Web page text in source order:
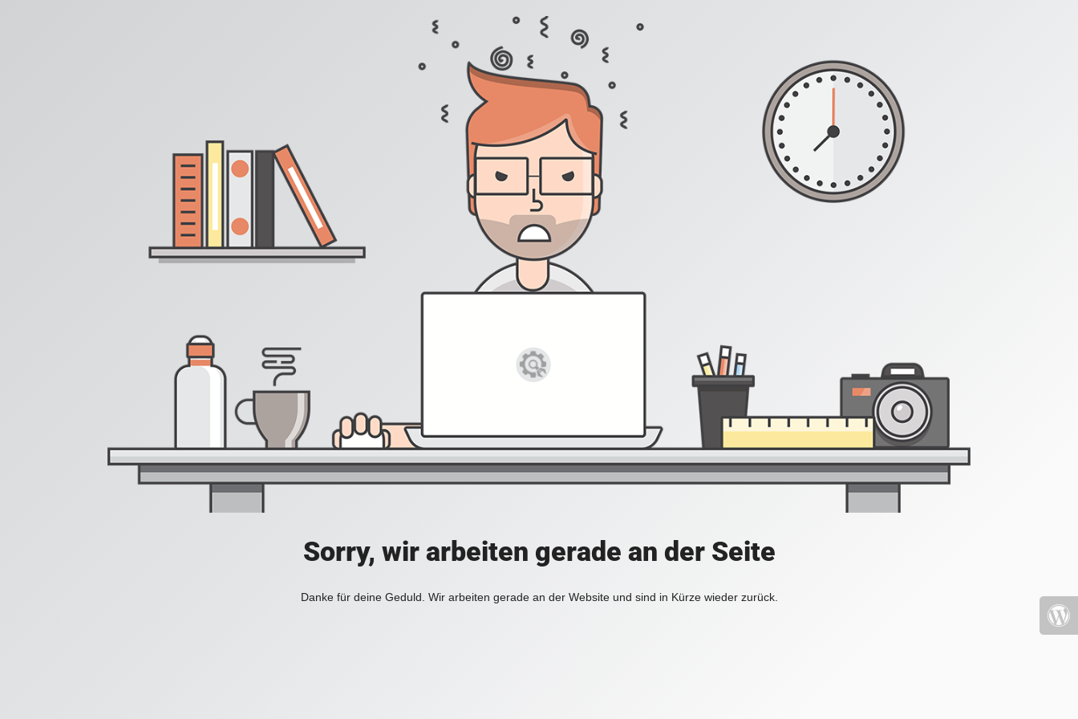
Sorry, wir arbeiten gerade an der Seite
Danke für deine Geduld. Wir arbeiten gerade an der Website und sind in Kürze wieder zurück.